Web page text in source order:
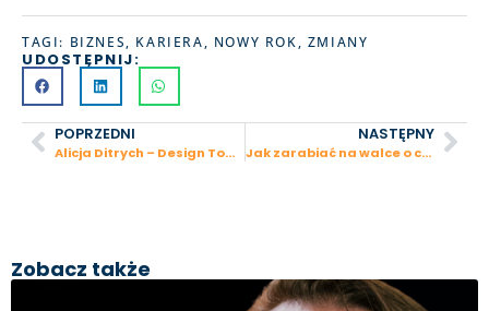
TAGI: BIZNES, KARIERA, NOWY ROK, ZMIANY
UDOSTĘPNIJ:
POPRZEDNI
Alicja Ditrych – Design Town, akwizycje i budowa meblowego e-commerce przy wsparciu aniołów biznesu
NASTĘPNY
Jak zarabiać na walce o czyste powietrze? – Wiktor Warchałowski, Airly
Zobacz także